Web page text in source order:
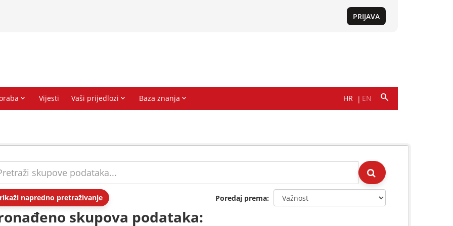
napredno pretraživanje Poredaj prema
skupova podataka: